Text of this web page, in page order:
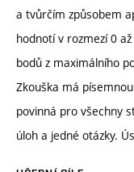
a tvůrčím způsobem
hodnotí v rozmezí 0
bodů z maximálního
Zkouška má
povinná pro všechny
úloh a jedné otázky.